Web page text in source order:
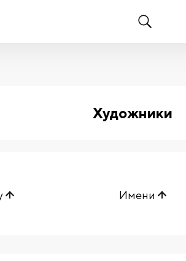
Художники
Имени